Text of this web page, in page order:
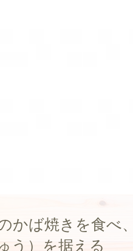
かば焼きを食べ、